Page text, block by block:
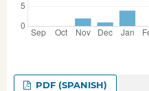
PDF (SPANISH)